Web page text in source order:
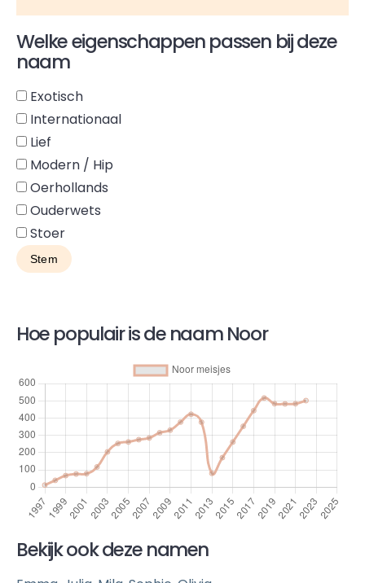
Welke eigenschappen passen bij deze
naam
Exotisch
Internationaal
Lief
Modern / Hip
Oerhollands
Ouderwets
Stoer
Hoe populair is de naam Noor
Bekijk ook deze namen